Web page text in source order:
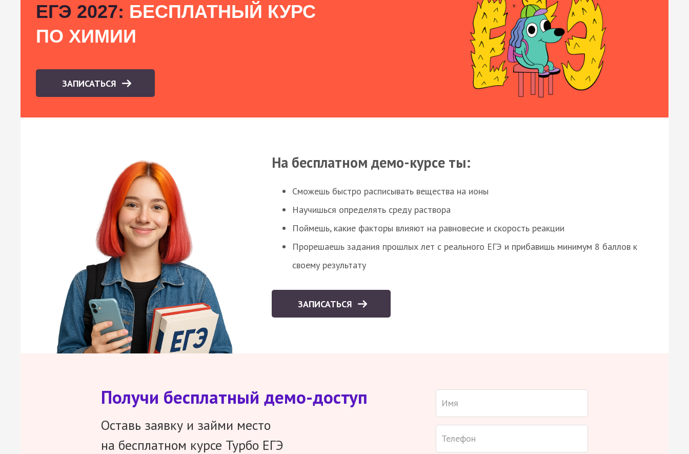
ЕГЭ 2027: БЕСПЛАТНЫЙ КУРС
ПО ХИМИИ
ЗАПИСАТЬСЯ
На бесплатном демо-курсе ты:
Сможешь быстро расписывать вещества на ионы
Научишься определять среду раствора
Поймешь, какие факторы влияют на равновесие и скорость реакции
Прорешаешь задания прошлых лет с реального ЕГЭ и прибавишь минимум 8 баллов к
своему результату
ЗАПИСАТЬСЯ
Получи бесплатный демо-доступ
Оставь заявку и займи место
на бесплатном курсе Турбо ЕГЭ